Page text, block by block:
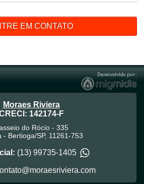
EM CONTATO
Moraes Riviera
142174-F
do Rócio - 335
- Bertioga/SP, 11261-753
(13) 99735-1405